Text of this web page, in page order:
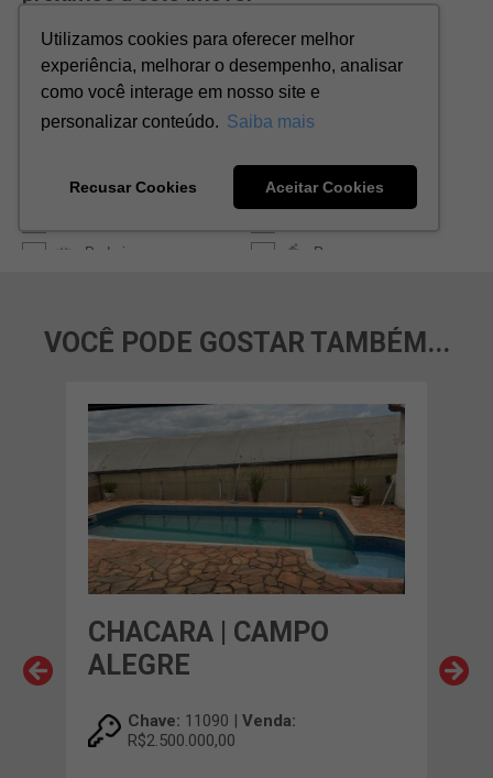
VOCÊ PODE GOSTAR TAMBÉM...
CHACARA | CAMPO
ALEGRE
Chave: 11090 | Venda:
R$2.500.000,00